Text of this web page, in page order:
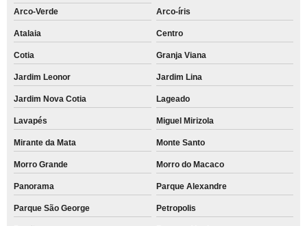
Arco-Verde
Arco-íris
Atalaia Centro
Cotia Granja Viana
Jardim Leonor Jardim Lina
Jardim Nova Cotia Lageado
Lavapés Miguel Mirizola
Mirante da Mata Monte Santo
Morro Grande Morro do Macaco
Panorama Parque Alexandre
Parque São George Petropolis